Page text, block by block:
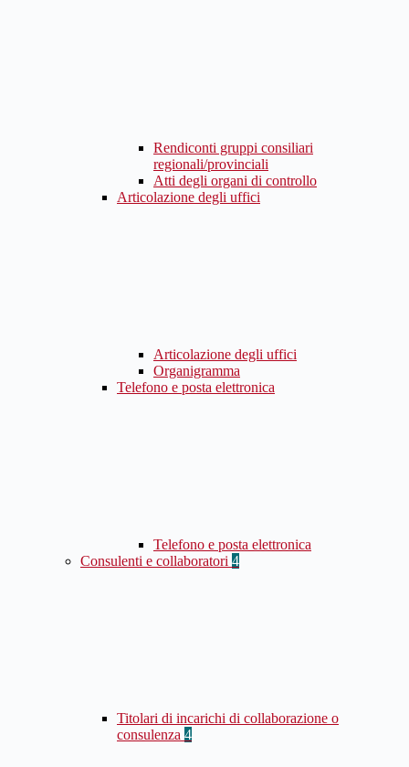
Rendiconti gruppi consiliari
regionali/provinciali
Atti degli organi di controllo
Articolazione degli uffici
Articolazione degli uffici
Organigramma
Telefono e posta elettronica
Telefono e posta elettronica
Consulenti e collaboratori 4
Titolari di incarichi di collaborazione o
consulenza 4